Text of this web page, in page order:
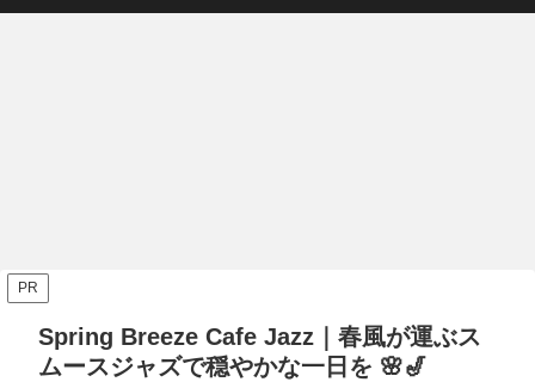
PR
Spring Breeze Cafe Jazz｜春風が運ぶス
ムースジャズで穏やかな一日を 🌸🎷